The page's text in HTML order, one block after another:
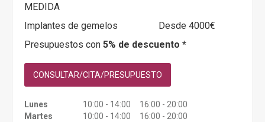
MEDIDA
Implantes de gemelos
Desde 4000€
Presupuestos con 5% de descuento *
CONSULTAR/CITA/PRESUPUESTO
Lunes
10:00 - 14:00 16:00 - 20:00
Martes
10:00 - 14:00 16:00 - 20:00